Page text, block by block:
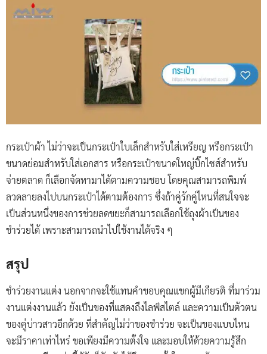
กระเป๋าผ้า ไม่ว่าจะเป็นกระเป๋าใบเล็กสำหรับใส่เหรียญ หรือกระเป๋า
ขนาดย่อมสำหรับใส่เอกสาร หรือกระเป๋าขนาดใหญ่บิ๊กไซส์สำหรับ
จ่ายตลาด ก็เลือกจัดหามาได้ตามความชอบ โดยคุณสามารถพิมพ์
ลวดลายลงไปบนกระเป๋าได้ตามต้องการ ซึ่งถ้าคู่รักคู่ไหนที่สนใจจะ
เป็นส่วนหนึ่งของการช่วยลดขยะก็สามารถเลือกใช้ถุงผ้าเป็นของ
ชำร่วยได้ เพราะสามารถนำไปใช้งานได้จริง ๆ
สรุป
ชำร่วยงานแต่ง นอกจากจะใช้แทนคำขอบคุณแขกผู้มีเกียรติ ที่มาร่วม
งานแต่งงานแล้ว ยังเป็นของที่แสดงถึงไลฟ์สไตล์ และความเป็นตัวตน
ของคู่บ่าวสาวอีกด้วย ที่สำคัญไม่ว่าของชำร่วย จะเป็นของแบบไหน
จะมีราคาเท่าไหร่ ขอเพียงมีความตั้งใจ และมอบให้ด้วยความรู้สึก